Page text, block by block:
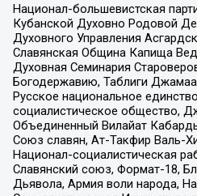
Национал-большевистская
Кубанской Духовно Родовой
Духовного Управления
Славянская Община Капища
Духовная Семинария
Богодержавию, Таблиги
Русское национальное
социалистическое общество,
Объединенный Вилайат
Союз славян, Ат-Такфир Валь-
Национал-социалистическая
Славянский союз, Формат-18,
Дьявола, Армия воли народа,